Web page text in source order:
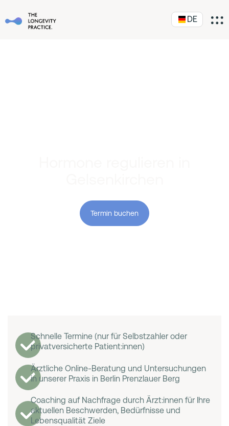
DE
Termin buchen
Schnelle Termine (nur für Selbstzahler oder
privatversicherte Patient:innen)
Ärztliche Online-Beratung und Untersuchungen
in unserer Praxis in Berlin Prenzlauer Berg
Coaching auf Nachfrage durch Ärzt:innen für Ihre
aktuellen Beschwerden, Bedürfnisse und
Lebensqualität Ziele